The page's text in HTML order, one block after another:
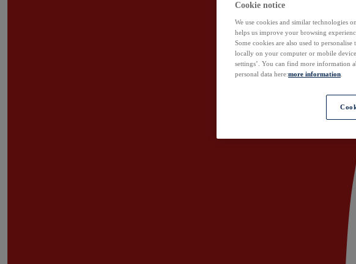
Cookie notice
We use cookies and similar technologies
helps us improve your browsing
Some cookies are also used to
locally on your computer or mobile
settings’. You can find more information
personal data here:more information